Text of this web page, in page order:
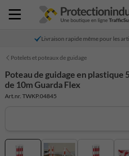
Livraison rapide même pour les
Potelets et poteaux de guidage
Poteau de guidage en plastique
de 10m Guarda Flex
Art.nr. TWKP.04845